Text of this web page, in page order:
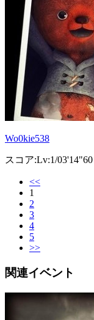
Wo0kie538
スコア:Lv:1/03'14"60
<<
1
2
3
4
5
>>
関連イベント